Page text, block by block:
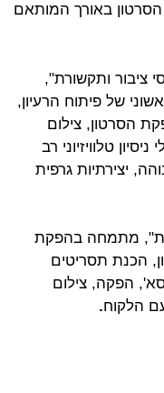
באורך המותאם
ציבור ותקשורת",
של פיתוח הרעיון,
הסרטון, צילום
טלוויזיוני רב
יצירתיות גרפית
מתמחה בהפקת
הכנת תסריטים
הפקה, צילום
הלקוח.